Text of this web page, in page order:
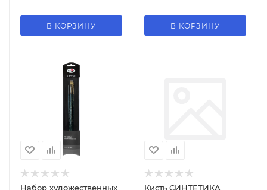
В КОРЗИНУ В КОРЗИНУ
Набор художественных
Кисть СИНТЕТИКА